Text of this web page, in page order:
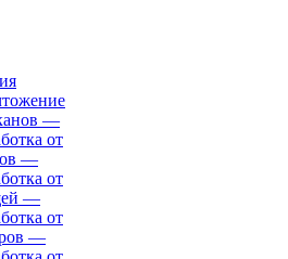
—
от
—
от
—
от
—